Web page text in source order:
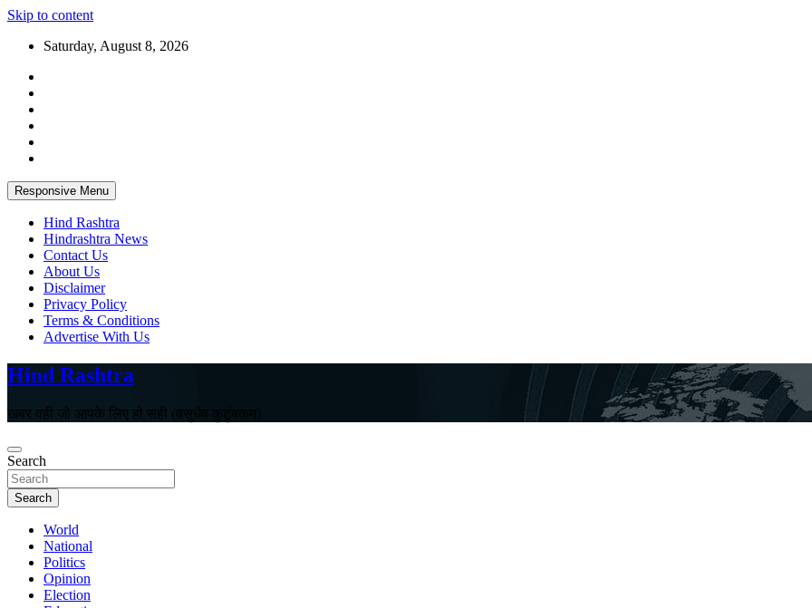
Skip to content
Saturday, August 8, 2026
Responsive Menu
Hind Rashtra
Hindrashtra News
Contact Us
About Us
Disclaimer
Privacy Policy
Terms & Conditions
Advertise With Us
Hind Rashtra
खबर वही जो आपके लिए हो सही (वसुधैव कुटुंबकम)
Search
Search
World
National
Politics
Opinion
Election